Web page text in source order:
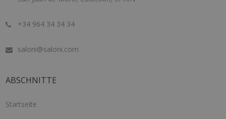
+34 964 34 34 34
saloni@saloni.com
ABSCHNITTE
Startseite